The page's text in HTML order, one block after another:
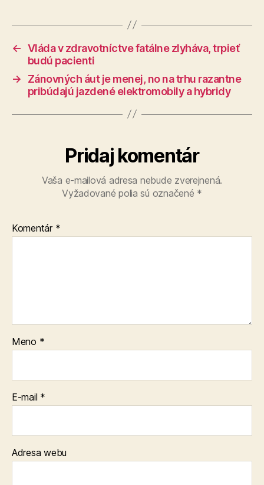
← Vláda v zdravotníctve fatálne zlyháva, trpieť
budú pacienti
→
Zánovných áut je menej, no na trhu razantne
pribúdajú jazdené elektromobily a hybridy
Pridaj komentár
Vaša e-mailová adresa nebude zverejnená.
Vyžadované polia sú označené *
Komentár *
Meno *
E-mail *
Adresa webu